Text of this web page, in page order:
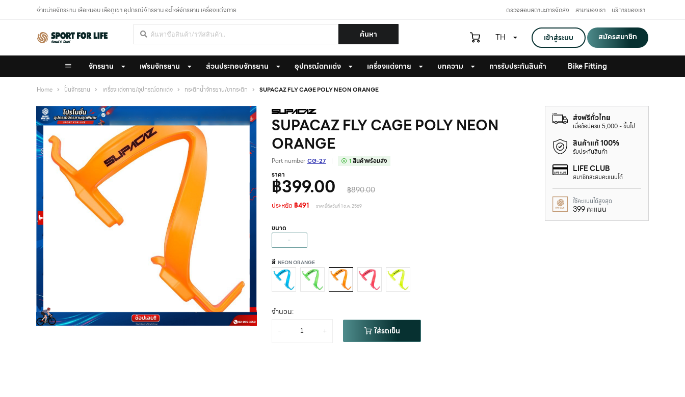
จำหน่ายจักรยาน เสือหมอบ เสือภูเขา อุปกรณ์จักรยาน อะไหล่จักรยาน เครื่องแต่งกาย ตรวจสอบสถานะการจัดส่ง สาขาของเรา บริการของเรา
ค้นหา เข้าสู่ระบบ สมัครสมาชิก
TH
จักรยาน เฟรมจักรยาน ส่วนประกอบจักรยาน อุปกรณ์ตกแต่ง เครื่องแต่งกาย บทความ การรับประกันสินค้า Bike Fitting
Home ปั่นจักรยาน เครื่องแต่งกาย/อุปกรณ์ตกแต่ง กระติกน้ำจักรยาน/ขากระติก SUPACAZ FLY CAGE POLY NEON ORANGE
SUPACAZ FLY CAGE POLY NEON
ORANGE
Part number CG-27 1สินค้าพร้อมส่ง
ราคา
฿399.00 ฿890.00
ประหยัด ฿491 ราคานี้ถึงวันที่ 1 ต.ค. 2569
ขนาด
-
สี: NEON ORANGE
จำนวน:
-
+ ใส่รถเข็น
ส่งฟรีทั่วไทย
เมื่อช้อปครบ 5,000.- ขึ้นไป
สินค้าแท้ 100%
รับประกันสินค้า
LIFE CLUB
สมาชิกสะสมคะแนนได้
ใช้คะแนนได้สูงสุด
399 คะแนน